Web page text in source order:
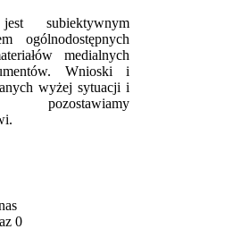
subiektywnym
ogólnodostępnych
medialnych
Wnioski i
wyżej sytuacji i
0